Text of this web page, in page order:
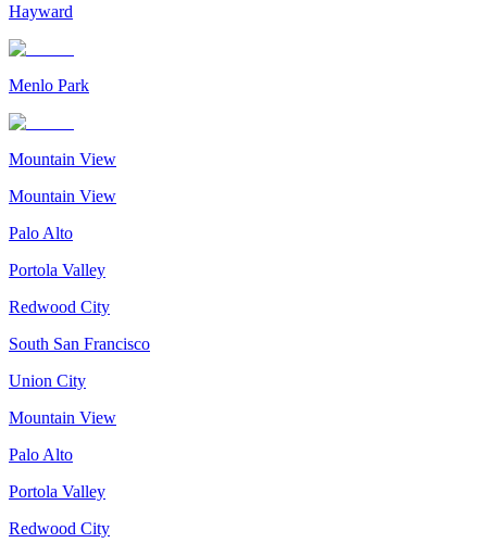
Hayward
Menlo Park
Mountain View
Mountain View
Palo Alto
Portola Valley
Redwood City
South San Francisco
Union City
Mountain View
Palo Alto
Portola Valley
Redwood City